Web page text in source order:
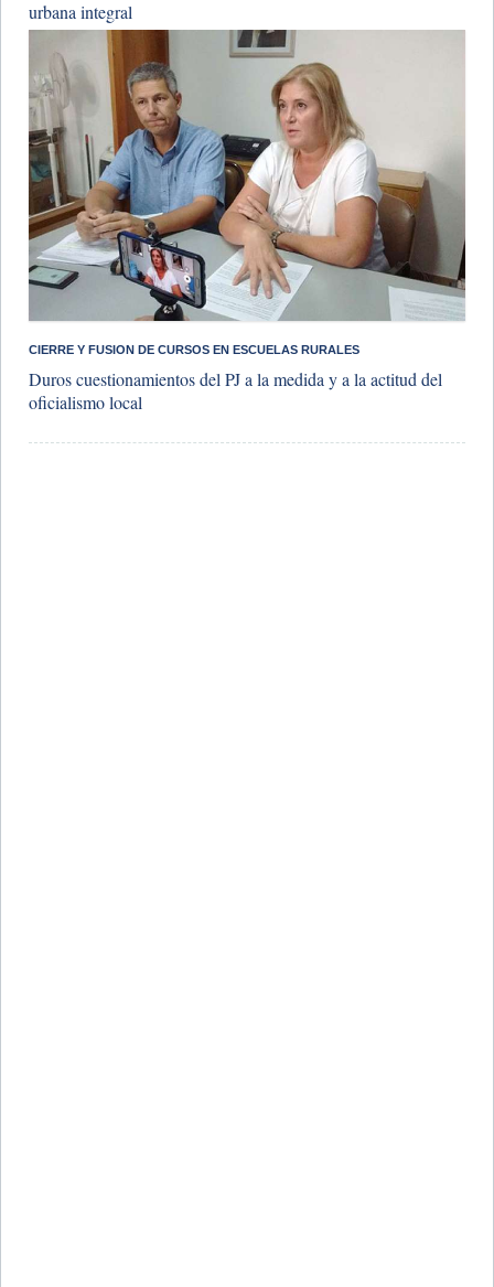
urbana integral
CIERRE Y FUSION DE CURSOS EN ESCUELAS RURALES
Duros cuestionamientos del PJ a la medida y a la actitud del
oficialismo local